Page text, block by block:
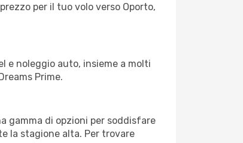
per il tuo volo verso Oporto,
e noleggio auto, insieme a molti
Prime.
gamma di opzioni per soddisfare
la stagione alta. Per trovare